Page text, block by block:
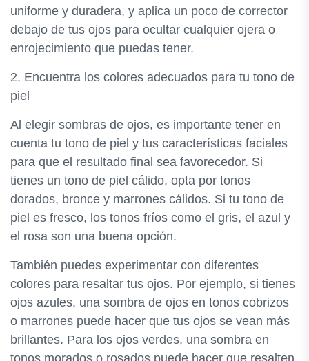
uniforme y duradera, y aplica un poco de corrector
debajo de tus ojos para ocultar cualquier ojera o
enrojecimiento que puedas tener.
2. Encuentra los colores adecuados para tu tono de
piel
Al elegir sombras de ojos, es importante tener en
cuenta tu tono de piel y tus características faciales
para que el resultado final sea favorecedor. Si
tienes un tono de piel cálido, opta por tonos
dorados, bronce y marrones cálidos. Si tu tono de
piel es fresco, los tonos fríos como el gris, el azul y
el rosa son una buena opción.
También puedes experimentar con diferentes
colores para resaltar tus ojos. Por ejemplo, si tienes
ojos azules, una sombra de ojos en tonos cobrizos
o marrones puede hacer que tus ojos se vean más
brillantes. Para los ojos verdes, una sombra en
tonos morados o rosados puede hacer que resalten.